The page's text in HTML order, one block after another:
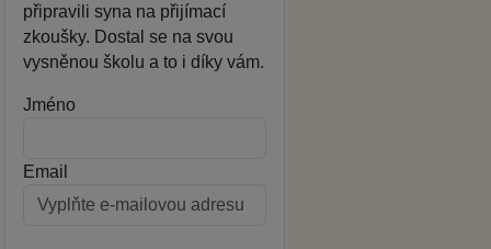
připravili syna na přijímací
zkoušky. Dostal se na svou
vysněnou školu a to i díky vám.
Jméno
Email